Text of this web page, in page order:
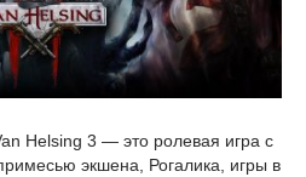
Helsing 3 — это ролевая игра с
экшена, Рогалика, игры в